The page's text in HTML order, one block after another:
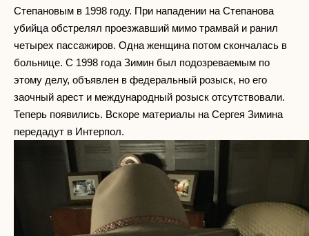
Степановым в 1998 году. При нападении на Степанова
убийца обстрелял проезжавший мимо трамвай и ранил
четырех пассажиров. Одна женщина потом скончалась в
больнице. С 1998 года Зимин был подозреваемым по
этому делу, объявлен в федеральный розыск, но его
заочный арест и международный розыск отсутствовали.
Теперь появились. Вскоре материалы на Сергея Зимина
передадут в Интерпол.